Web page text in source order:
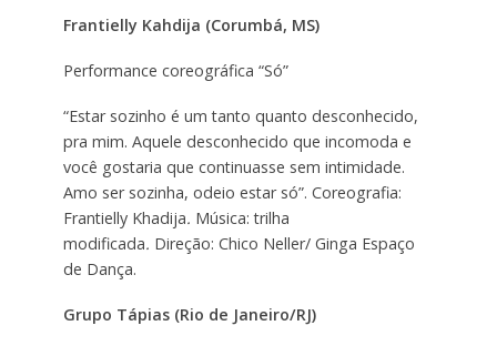
Frantielly Kahdija (Corumbá, MS)
Performance coreográfica “Só”
“Estar sozinho é um tanto quanto desconhecido,
pra mim. Aquele desconhecido que incomoda e
você gostaria que continuasse sem intimidade.
Amo ser sozinha, odeio estar só”. Coreografia:
Frantielly Khadija. Música: trilha
modificada. Direção: Chico Neller/ Ginga Espaço
de Dança.
Grupo Tápias (Rio de Janeiro/RJ)